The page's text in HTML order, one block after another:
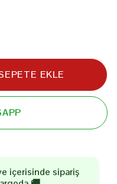
EKLE
içerisinde sipariş